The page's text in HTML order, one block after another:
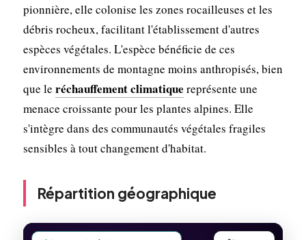
pionnière, elle colonise les zones rocailleuses et les
débris rocheux, facilitant l'établissement d'autres
espèces végétales. L'espèce bénéficie de ces
environnements de montagne moins anthropisés, bien
que le réchauffement climatique représente une
menace croissante pour les plantes alpines. Elle
s'intègre dans des communautés végétales fragiles
sensibles à tout changement d'habitat.
Répartition géographique